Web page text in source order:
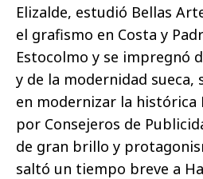
Elizalde, estudió Bellas
el grafismo en Costa y
Estocolmo y se impregnó
y de la modernidad sueca,
en modernizar la histórica
por Consejeros de
de gran brillo y
saltó un tiempo breve a